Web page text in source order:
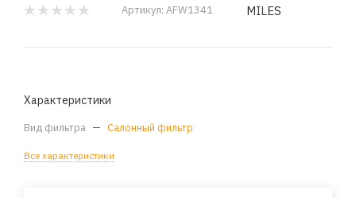
Артикул: AFW1341 MILES
Характеристики
Вид фильтра — Салонный фильтр
Все характеристики